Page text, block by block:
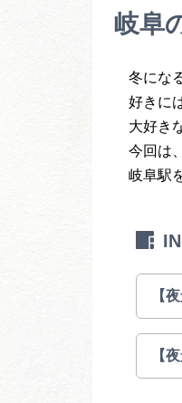
岐阜
冬にな
好きに
大好き
今回は
岐阜駅
【
【